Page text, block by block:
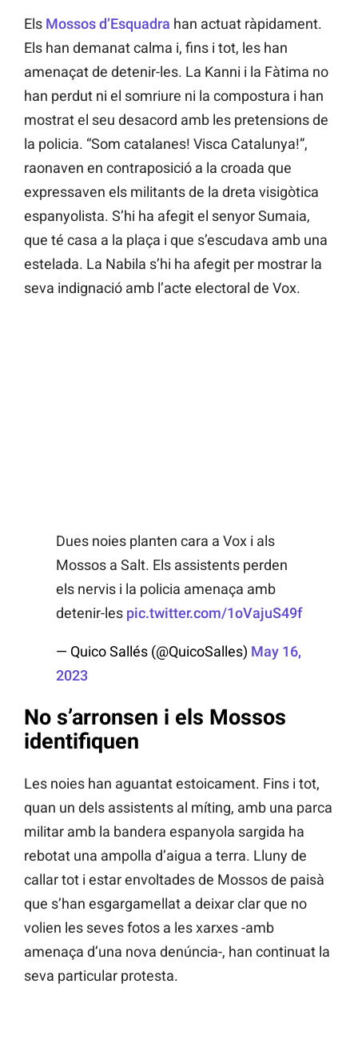
Els Mossos d’Esquadra han actuat ràpidament.
Els han demanat calma i, fins i tot, les han
amenaçat de detenir-les. La Kanni i la Fàtima no
han perdut ni el somriure ni la compostura i han
mostrat el seu desacord amb les pretensions de
la policia. “Som catalanes! Visca Catalunya!”,
raonaven en contraposició a la croada que
expressaven els militants de la dreta visigòtica
espanyolista. S’hi ha afegit el senyor Sumaia,
que té casa a la plaça i que s’escudava amb una
estelada. La Nabila s’hi ha afegit per mostrar la
seva indignació amb l’acte electoral de Vox.
Dues noies planten cara a Vox i als
Mossos a Salt. Els assistents perden
els nervis i la policia amenaça amb
detenir-les pic.twitter.com/1oVajuS49f
— Quico Sallés (@QuicoSalles) May 16,
2023
No s’arronsen i els Mossos
identifiquen
Les noies han aguantat estoicament. Fins i tot,
quan un dels assistents al míting, amb una parca
militar amb la bandera espanyola sargida ha
rebotat una ampolla d’aigua a terra. Lluny de
callar tot i estar envoltades de Mossos de paisà
que s’han esgargamellat a deixar clar que no
volien les seves fotos a les xarxes -amb
amenaça d’una nova denúncia-, han continuat la
seva particular protesta.